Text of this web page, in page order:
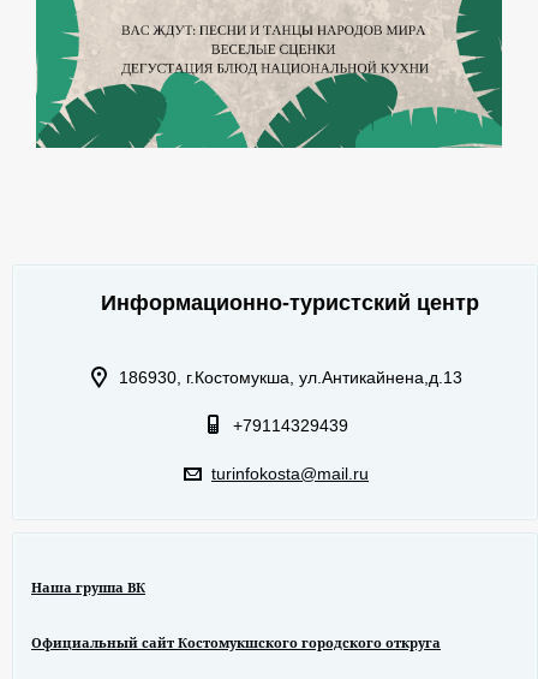
Информационно-туристский центр
186930, г.Костомукша, ул.Антикайнена,д.13
+79114329439
turinfokosta@mail.ru
Наша группа ВК
Официальный сайт Костомукшского городского откруга